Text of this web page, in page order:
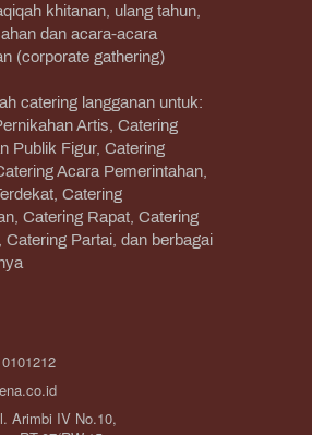
khitanan, ulang tahun,
dan acara-acara
(corporate gathering)
catering langganan untuk:
Artis, Catering
Publik Figur, Catering
Acara Pemerintahan,
Catering
Catering Rapat, Catering
Catering Partai, dan berbagai
Arimbi IV No.10,